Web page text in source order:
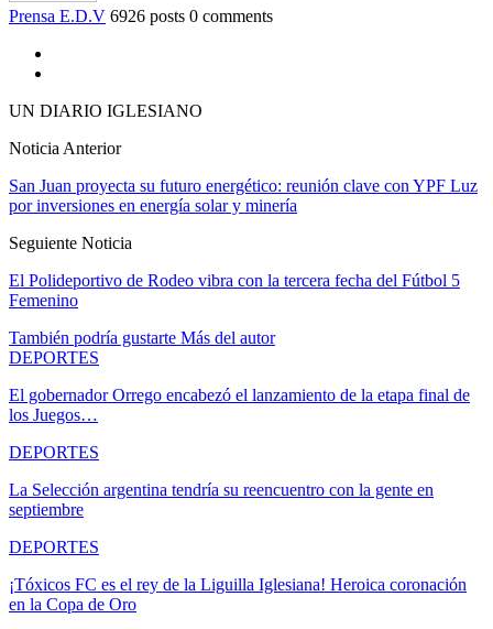
Prensa E.D.V 6926 posts 0 comments
UN DIARIO IGLESIANO
Noticia Anterior
San Juan proyecta su futuro energético: reunión clave con YPF Luz
por inversiones en energía solar y minería
Seguiente Noticia
El Polideportivo de Rodeo vibra con la tercera fecha del Fútbol 5
Femenino
También podría gustarte Más del autor
DEPORTES
El gobernador Orrego encabezó el lanzamiento de la etapa final de
los Juegos…
DEPORTES
La Selección argentina tendría su reencuentro con la gente en
septiembre
DEPORTES
¡Tóxicos FC es el rey de la Liguilla Iglesiana! Heroica coronación
en la Copa de Oro